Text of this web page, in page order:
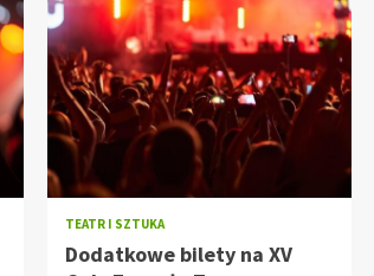
TEATR I SZTUKA
Dodatkowe bilety na XV